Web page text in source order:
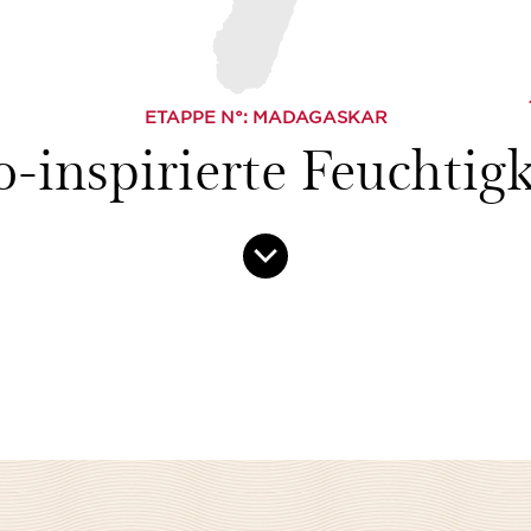
ETAPPE N°: MADAGASKAR
inspirierte